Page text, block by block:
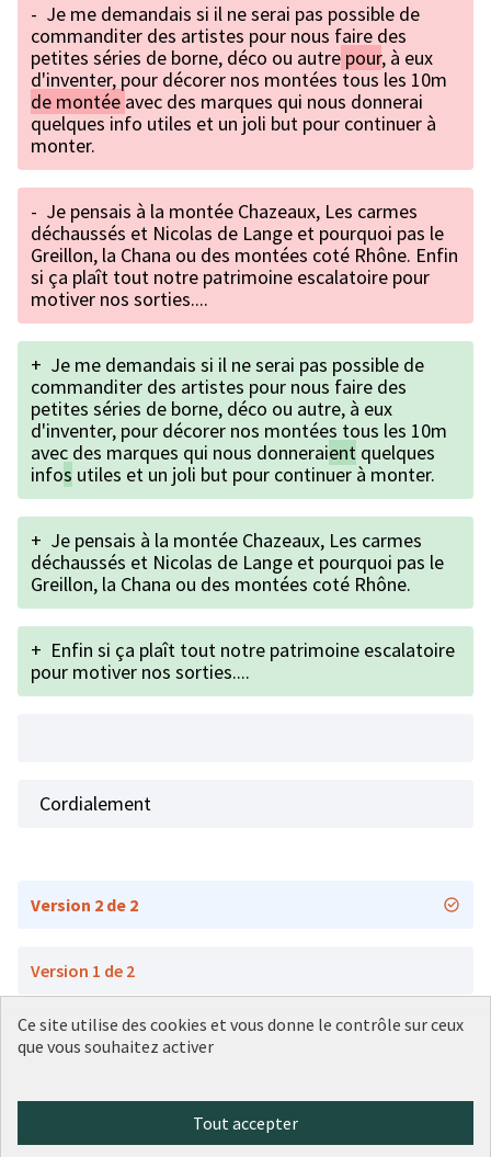
- Je me demandais si il ne serai pas possible de
commanditer des artistes pour nous faire des
petites séries de borne, déco ou autre pour, à eux
d'inventer, pour décorer nos montées tous les 10m
de montée avec des marques qui nous donnerai
quelques info utiles et un joli but pour continuer à
monter.
- Je pensais à la montée Chazeaux, Les carmes
déchaussés et Nicolas de Lange et pourquoi pas le
Greillon, la Chana ou des montées coté Rhône. Enfin
si ça plaît tout notre patrimoine escalatoire pour
motiver nos sorties....
+ Je me demandais si il ne serai pas possible de
commanditer des artistes pour nous faire des
petites séries de borne, déco ou autre, à eux
d'inventer, pour décorer nos montées tous les 10m
avec des marques qui nous donneraient quelques
infos utiles et un joli but pour continuer à monter.
+ Je pensais à la montée Chazeaux, Les carmes
déchaussés et Nicolas de Lange et pourquoi pas le
Greillon, la Chana ou des montées coté Rhône.
+ Enfin si ça plaît tout notre patrimoine escalatoire
pour motiver nos sorties....
Cordialement
Version 2 de 2
Version 1 de 2
(Lien externe)
(Lien externe)
(Lien externe)
(Lien externe)
(Lien externe)
Ce site utilise des cookies et vous donne le contrôle sur ceux
que vous souhaitez activer
Tout accepter